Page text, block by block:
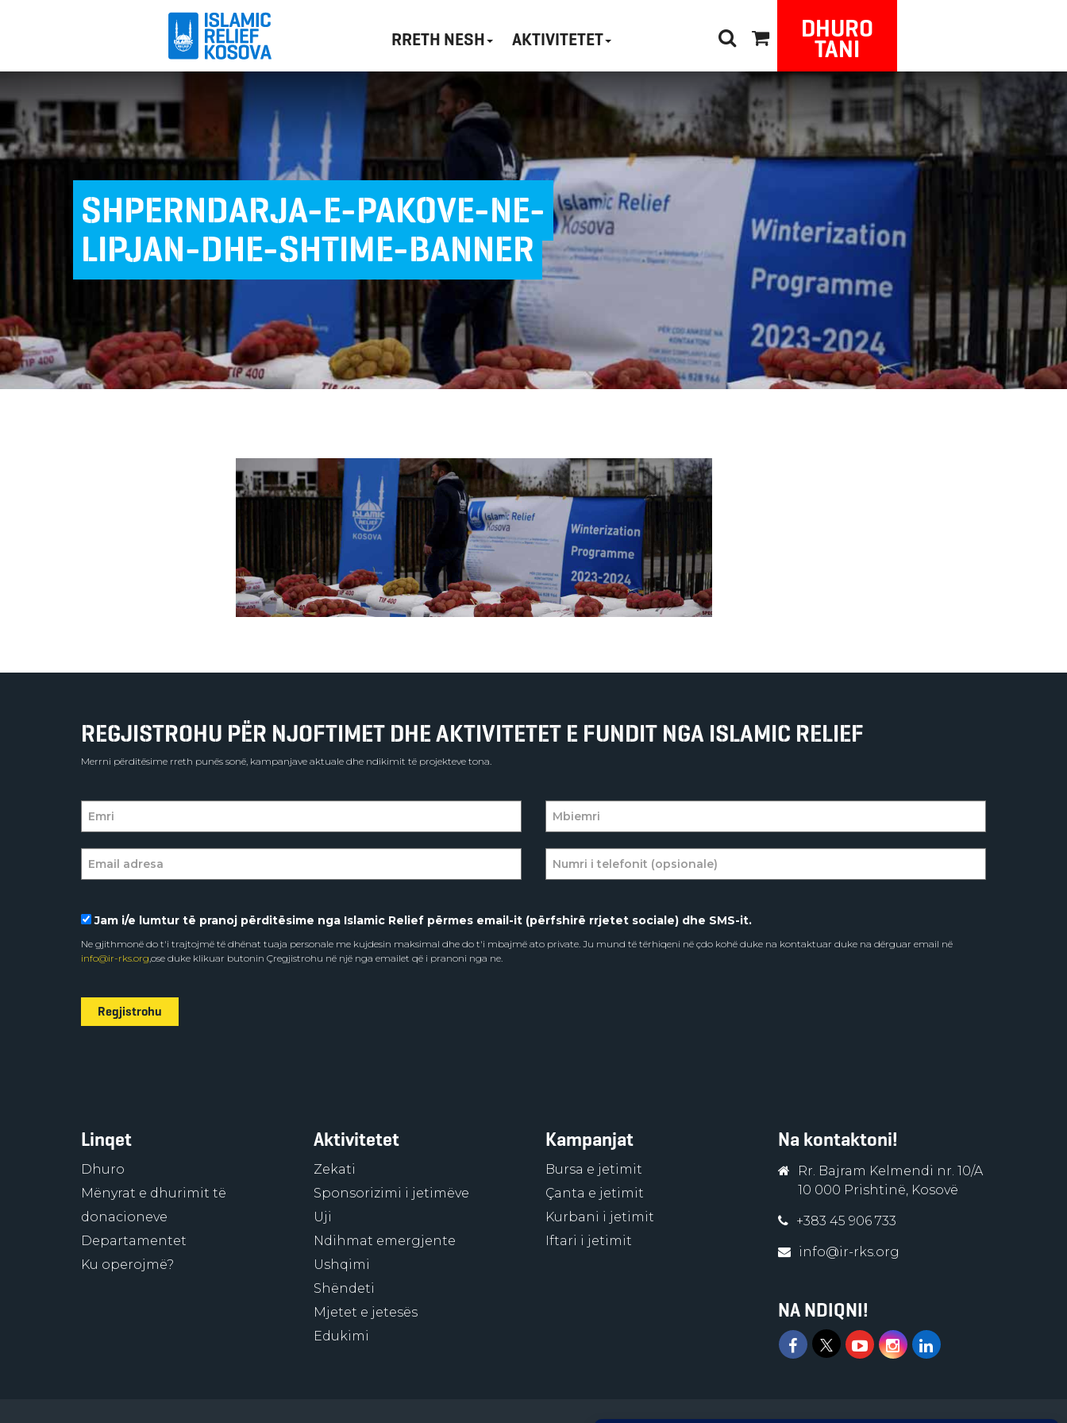
RRETH NESH AKTIVITETET DHURO
TANI
SHPERNDARJA-E-PAKOVE-NE-
LIPJAN-DHE-SHTIME-BANNER
REGJISTROHU PËR NJOFTIMET DHE AKTIVITETET E FUNDIT NGA ISLAMIC RELIEF
Merrni përditësime rreth punës sonë, kampanjave aktuale dhe ndikimit të projekteve tona.
Jam i/e lumtur të pranoj përditësime nga Islamic Relief përmes email-it (përfshirë rrjetet sociale) dhe SMS-it.
Ne gjithmonë do t'i trajtojmë të dhënat tuaja personale me kujdesin maksimal dhe do t'i mbajmë ato private. Ju mund të tërhiqeni në çdo kohë duke na kontaktuar duke na dërguar email në
info@ir-rks.org,ose duke klikuar butonin Çregjistrohu në një nga emailet që i pranoni nga ne.
Regjistrohu
Linqet
Dhuro
Mënyrat e dhurimit të
donacioneve
Departamentet
Ku operojmë?
Aktivitetet
Zekati
Sponsorizimi i jetimëve
Uji
Ndihmat emergjente
Ushqimi
Shëndeti
Mjetet e jetesës
Edukimi
Kampanjat
Bursa e jetimit
Çanta e jetimit
Kurbani i jetimit
Iftari i jetimit
Na kontaktoni!
Rr. Bajram Kelmendi nr. 10/A
10 000 Prishtinë, Kosovë
+383 45 906 733
info@ir-rks.org
NA NDIQNI!